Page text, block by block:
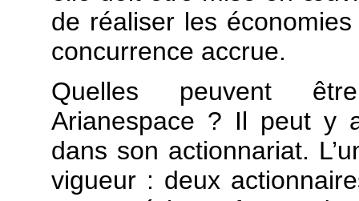
de réaliser les
concurrence accrue.
Quelles peuvent
Arianespace ? Il peut y
dans son actionnariat.
vigueur : deux